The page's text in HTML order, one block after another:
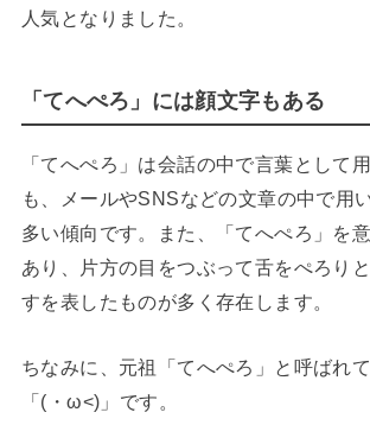
人気となりました。
「てへぺろ」には顔文字もある
「てへぺろ」は会話の中で言葉として
も、メールやSNSなどの文章の中で用
多い傾向です。また、「てへぺろ」を
あり、片方の目をつぶって舌をぺろり
すを表したものが多く存在します。
ちなみに、元祖「てへぺろ」と呼ばれ
「(・ω<)」です。